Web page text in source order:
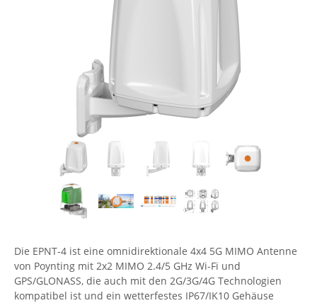
IP, WLAN & GSM Sensorik
IoT - Internet of Things
IPC, Industrielle Netzwerktechnik & WLAN
Industrielle Netzwerktechnik / Kommunikation
Industrielle Computer
Wi-Fi - WLAN - Wireless
IT Netzwerktechnik / Kommunikation
Serverräume
RMA / Rücksendung / Support
Contemporary Controls
Enginko - mcf88
Fokus Technologies
Guntermann & Drunck
High Sec Labs
HW group
Die EPNT-4 ist eine omnidirektionale 4x4 5G MIMO Antenne
von Poynting mit 2x2 MIMO 2.4/5 GHz Wi-Fi und
GPS/GLONASS, die auch mit den 2G/3G/4G Technologien
kompatibel ist und ein wetterfestes IP67/IK10 Gehäuse